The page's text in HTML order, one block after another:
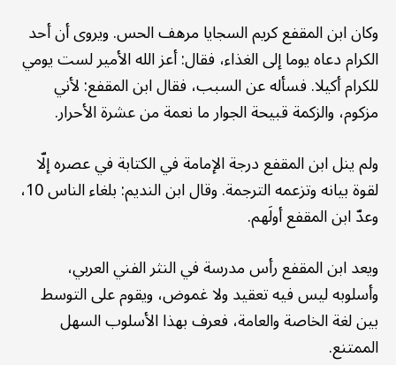
وكان ابن المقفع كريم السجايا مرهف الحس. ويروى أن أحد
الكرام دعاه يوما إلى الغذاء، فقال: أعز الله الأمير لست يومي
للكرام أكيلا. فسأله عن السبب، فقال ابن المقفع: لأني
مزكوم، والزكمة قبيحة الجوار ما نعمة من عشرة الأحرار.
ولم ينل ابن المقفع درجة الإمامة في الكتابة في عصره إلّا
لقوة بيانه وتزعمه الترجمة. وقال ابن النديم: بلغاء الناس 10،
وعدّ ابن المقفع أولَهم.
ويعد ابن المقفع رأس مدرسة في النثر الفني العربي،
وأسلوبه ليس فيه تعقيد ولا غموض، ويقوم على التوسط
بين لغة الخاصة والعامة، فعرف بهذا الأسلوب السهل
الممتنع.